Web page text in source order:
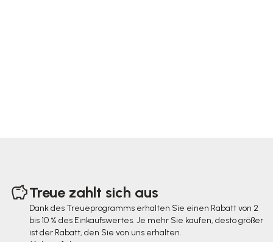
Treue zahlt sich aus
Dank des Treueprogramms erhalten Sie einen Rabatt von 2
bis 10 % des Einkaufswertes. Je mehr Sie kaufen, desto größer
ist der Rabatt, den Sie von uns erhalten.